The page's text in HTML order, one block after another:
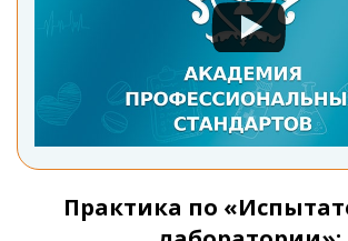
Практика по